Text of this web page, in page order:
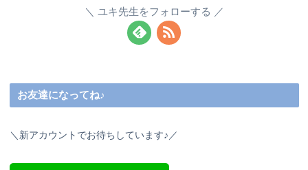
ユキ先生をフォローする
お友達になってね♪
＼新アカウントでお待ちしています♪／